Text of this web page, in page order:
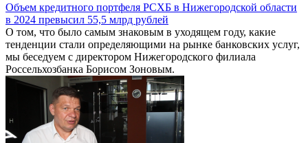
Объем кредитного портфеля РСХБ в Нижегородской области
в 2024 превысил 55,5 млрд рублей
О том, что было самым знаковым в уходящем году, какие
тенденции стали определяющими на рынке банковских услуг,
мы беседуем с директором Нижегородского филиала
Россельхозбанка Борисом Зоновым.